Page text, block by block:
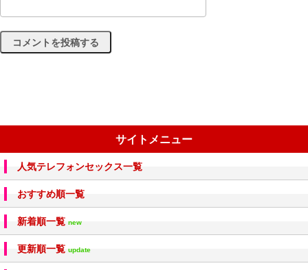
サイトメニュー
人気テレフォンセックス一覧
おすすめ順一覧
新着順一覧 new
更新順一覧 update